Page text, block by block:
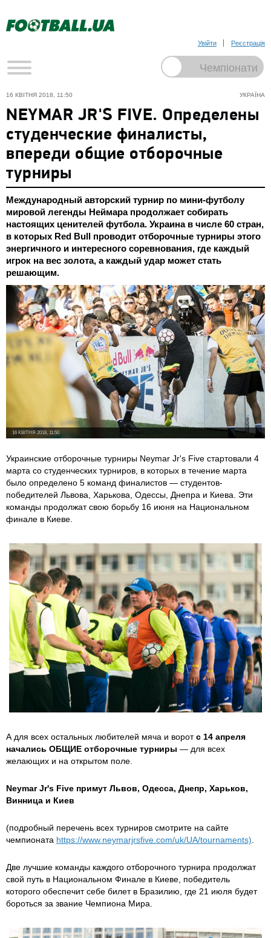
Увійти Реєстрація
УКРАЇНА
16 КВІТНЯ 2018, 11:50
NEYMAR JR'S FIVE. Определены
студенческие финалисты,
впереди общие отборочные
турниры
Международный авторский турнир по мини-футболу
мировой легенды Неймара продолжает собирать
настоящих ценителей футбола. Украина в числе 60 стран,
в которых Red Bull проводит отборочные турниры этого
энергичного и интересного соревнования, где каждый
игрок на вес золота, а каждый удар может стать
решающим.
16 КВІТНЯ 2018, 11:50
Украинские отборочные турниры Neymar Jr's Five стартовали 4
марта со студенческих турниров, в которых в течение марта
было определено 5 команд финалистов — студентов-
победителей Львова, Харькова, Одессы, Днепра и Киева. Эти
команды продолжат свою борьбу 16 июня на Национальном
финале в Киеве.
А для всех остальных любителей мяча и воротс 14 апреля
начались ОБЩИЕ отборочные турниры — для всех
желающих и на открытом поле.
Neymar Jr's Five примут Львов, Одесса, Днепр, Харьков,
Винница и Киев
(подробный перечень всех турниров смотрите на сайте
чемпионата https://www.neymarjrsfive.com/uk/UA/tournaments)
Две лучшие команды каждого отборочного турнира продолжат
свой путь в Национальном Финале в Киеве, победитель
которого обеспечит себе билет в Бразилию, где 21 июля будет
бороться за звание Чемпиона Мира.